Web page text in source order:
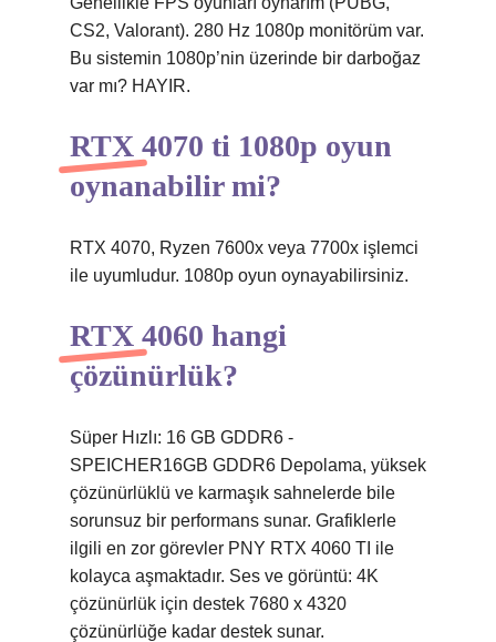
CS2, Valorant). 280 Hz 1080p monitörüm var.
Bu sistemin 1080p’nin üzerinde bir darboğaz
var mı? HAYIR.
RTX 4070 ti 1080p oyun
oynanabilir mi?
RTX 4070, Ryzen 7600x veya 7700x işlemci
ile uyumludur. 1080p oyun oynayabilirsiniz.
RTX 4060 hangi
çözünürlük?
Süper Hızlı: 16 GB GDDR6 -
SPEICHER16GB GDDR6 Depolama, yüksek
çözünürlüklü ve karmaşık sahnelerde bile
sorunsuz bir performans sunar. Grafiklerle
ilgili en zor görevler PNY RTX 4060 TI ile
kolayca aşmaktadır. Ses ve görüntü: 4K
çözünürlük için destek 7680 x 4320
çözünürlüğe kadar destek sunar.